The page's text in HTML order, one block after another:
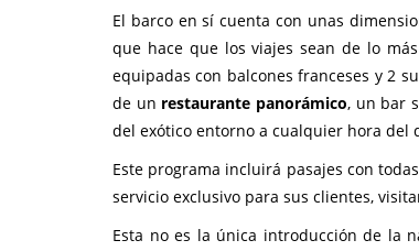
El barco en sí cuenta con unas
que hace que los viajes sean de lo
equipadas con balcones franceses y 2
de un restaurante panorámico, un bar
del exótico entorno a cualquier hora del
Este programa incluirá pasajes con
servicio exclusivo para sus clientes,
Esta no es la única introducción de la